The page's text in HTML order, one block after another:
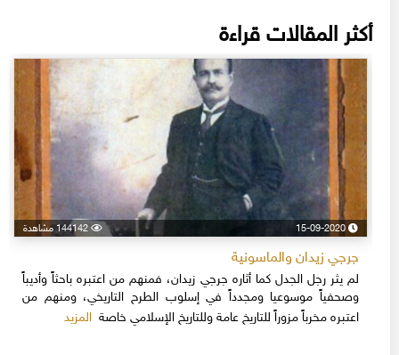
أكثر المقالات قراءة
15-09-2020 144142 مشاهدة
جرجي زيدان والماسونية
لم يثر رجل الجدل كما أثاره جرجي زيدان، فمنهم من اعتبره باحثاً وأديباً
وصحفياً موسوعيا ومجدداً في إسلوب الطرح التاريخي، ومنهم من
اعتبره مخرباً مزوراً للتاريخ عامة وللتاريخ الإسلامي خاصةالمزيد